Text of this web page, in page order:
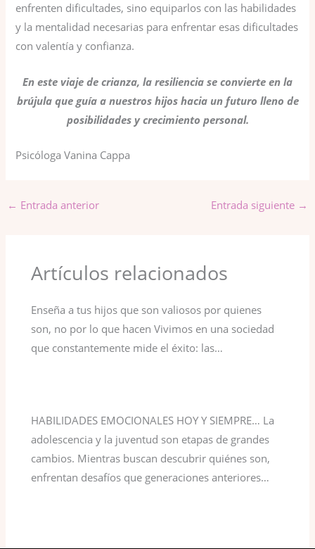
enfrenten dificultades, sino equiparlos con las habilidades
y la mentalidad necesarias para enfrentar esas dificultades
con valentía y confianza.
En este viaje de crianza, la resiliencia se convierte en la
brújula que guía a nuestros hijos hacia un futuro lleno de
posibilidades y crecimiento personal.
Psicóloga Vanina Cappa
← Entrada anterior Entrada siguiente →
Artículos relacionados
Enseña a tus hijos que son valiosos por quienes
son, no por lo que hacen Vivimos en una sociedad
que constantemente mide el éxito: las…
HABILIDADES EMOCIONALES HOY Y SIEMPRE… La
adolescencia y la juventud son etapas de grandes
cambios. Mientras buscan descubrir quiénes son,
enfrentan desafíos que generaciones anteriores…